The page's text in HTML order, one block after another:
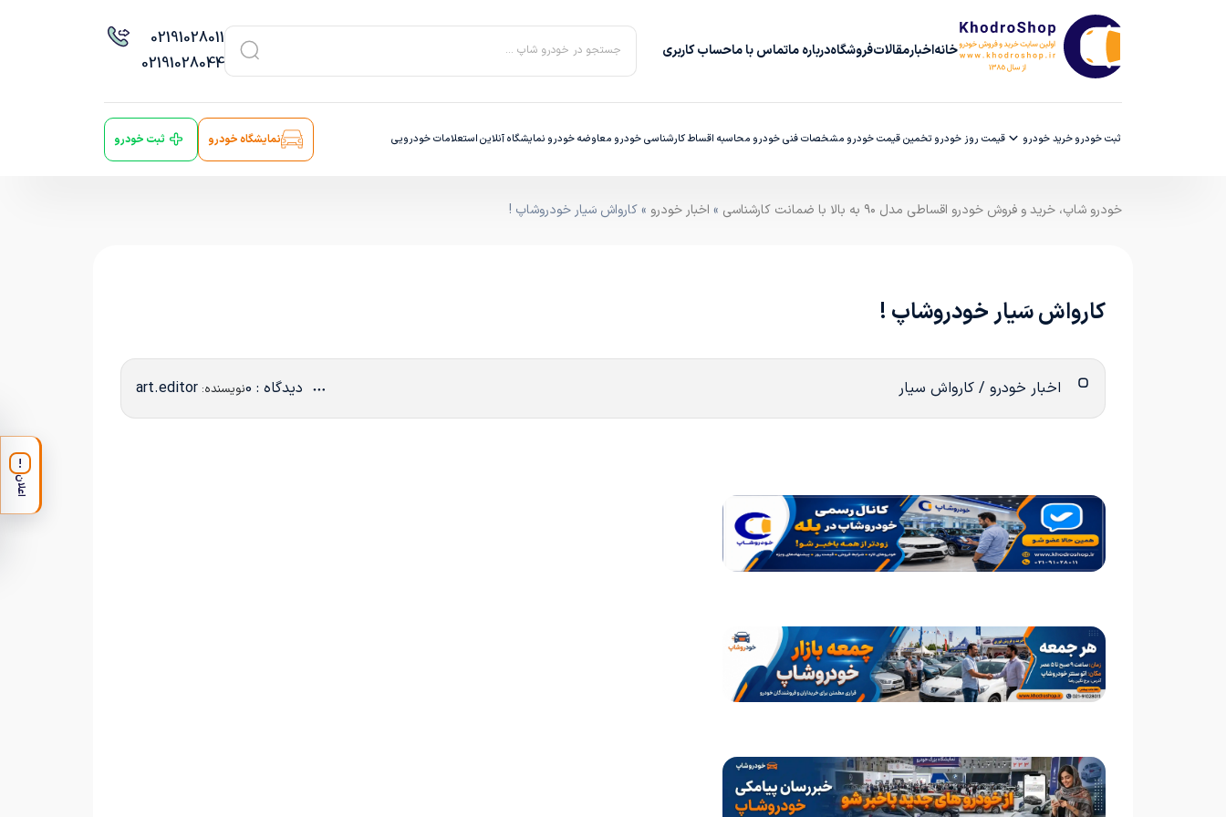
خانهاخبارمقالاتفروشگاهدرباره‌ ماتماس با ماحساب کاربری جستجو در خودرو شاپ ...
02191028011
02191028044
ثبت خودروخرید خودرو قیمت روز خودرو تخمین قیمت خودرو مشخصات فنی خودرو محاسبه اقساطکارشناسی خودرو معاوضه خودرو نمایشگاه آنلایناستعلامات خودرویی نمایشگاه خودرو ثبت خودرو
خودرو شاپ، خرید و فروش خودرو اقساطی مدل ۹۰ به بالا با ضمانت کارشناسی » اخبار خودرو » کارواش سَیار خودروشاپ !
کارواش سَیار خودروشاپ !
اخبار خودرو / کارواش سیار دیدگاه : 0 نویسنده: art.editor
!
اعلان